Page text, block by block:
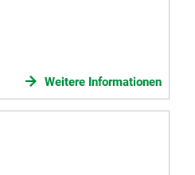
Weitere Informationen